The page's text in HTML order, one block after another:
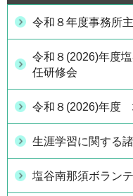
令和８年度事務所
令和８(2026)年度
任研修会
令和８(2026)年度
生涯学習に関する
塩谷南那須ボラン